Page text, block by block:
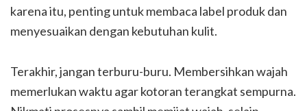
karena itu, penting untuk membaca label produk dan
menyesuaikan dengan kebutuhan kulit.
Terakhir, jangan terburu-buru. Membersihkan wajah
memerlukan waktu agar kotoran terangkat sempurna.